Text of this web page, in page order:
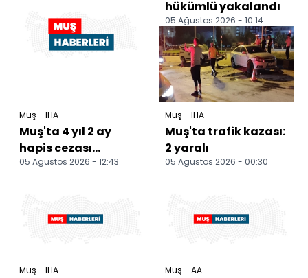
Muş - İHA
Muş'ta 4 yıl 2 ay
hapis cezası
bulunan hükümlü
05 Ağustos 2026 - 12:43
hükümlü yakalandı
05 Ağustos 2026 - 10:14
Muş - İHA
Muş'ta trafik kazası:
2 yaralı
05 Ağustos 2026 - 00:30
Muş - İHA Muş - AA